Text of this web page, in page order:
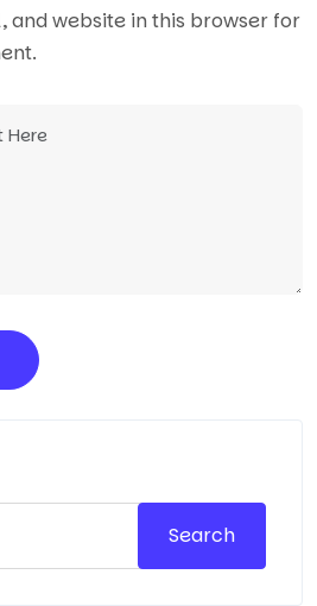
and website in this browser for
Search